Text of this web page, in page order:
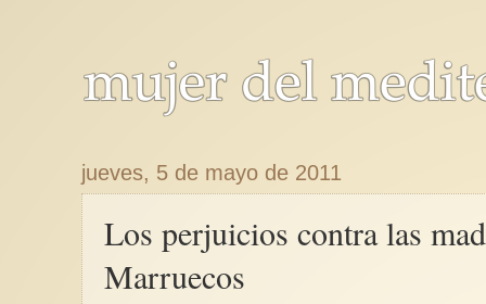
jueves, 5 de mayo de 2011
Los perjuicios contra las
Marruecos